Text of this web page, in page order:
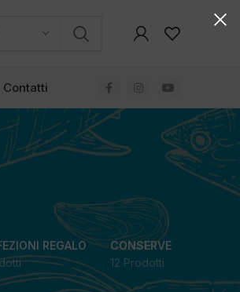
Contatti
REGALO
CONSERVE
12 Prodotti